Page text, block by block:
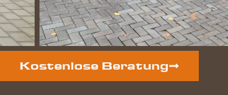
Kostenlose Beratung